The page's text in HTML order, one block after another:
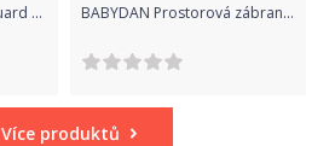
Zábrana Lascal Kiddy Guard Avant BABYDAN Prostorová zábrana Flex XXL černá 90-350 cm
Více produktů